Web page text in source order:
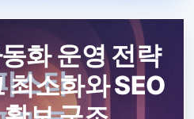
화 운영 전략
최소화와 SEO